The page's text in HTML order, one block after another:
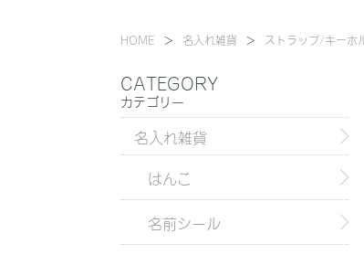
HOME 名入れ雑貨 ストラップ/キーホ
CATEGORY
カテゴリー
名入れ雑貨
はんこ
名前シール